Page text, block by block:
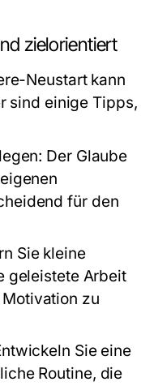
zielorientiert
Neustart kann
sind einige Tipps,
Der Glaube
für den
Sie kleine
geleistete Arbeit
zu
Sie eine
Routine, die